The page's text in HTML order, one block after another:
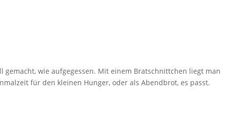
gemacht, wie aufgegessen. Mit einem Bratschnittchen liegt man
für den kleinen Hunger, oder als Abendbrot, es passt.